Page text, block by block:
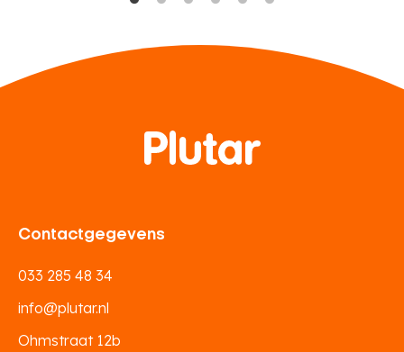
Contactgegevens
033 285 48 34
info@plutar.nl
Ohmstraat 12b